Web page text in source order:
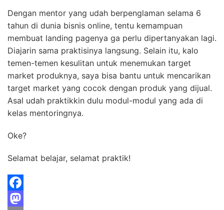
Dengan mentor yang udah berpenglaman selama 6
tahun di dunia bisnis online, tentu kemampuan
membuat landing pagenya ga perlu dipertanyakan lagi.
Diajarin sama praktisinya langsung. Selain itu, kalo
temen-temen kesulitan untuk menemukan target
market produknya, saya bisa bantu untuk mencarikan
target market yang cocok dengan produk yang dijual.
Asal udah praktikkin dulu modul-modul yang ada di
kelas mentoringnya.
Oke?
Selamat belajar, selamat praktik!
F